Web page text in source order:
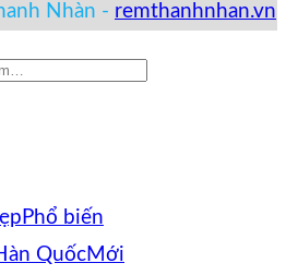
Nhàn - remthanhnhan.vn
Quốc